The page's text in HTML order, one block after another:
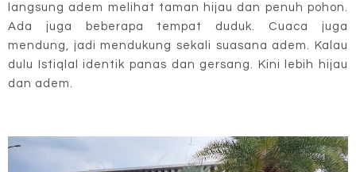
langsung adem melihat taman hijau dan penuh pohon.
Ada juga beberapa tempat duduk. Cuaca juga
mendung, jadi mendukung sekali suasana adem. Kalau
dulu Istiqlal identik panas dan gersang. Kini lebih hijau
dan adem.